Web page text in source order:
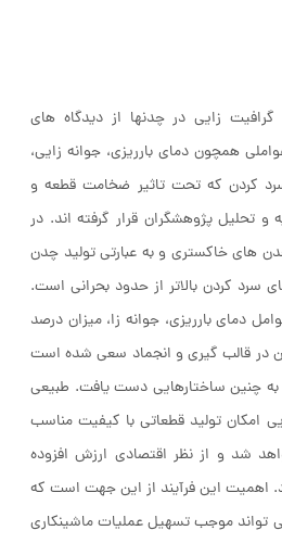
زایی در چدنها از دیدگاه های
همچون دمای بارریزی، جوانه زایی،
کردن که تحت تاثیر ضخامت قطعه و
تحلیل پژوهشگران قرار گرفته اند. در
های خاکستری و به عبارتی تولید چدن
سرد کردن بالاتر از حدود بحرانی است.
دمای بارریزی، جوانه زا، میزان درصد
در قالب گیری و انجماد سعی شده است
چنین ساختارهایی دست یافت. طبیعی
امکان تولید قطعاتی با کیفیت مناسب
شد و از نظر اقتصادی ارزش افزوده
اهمیت این فرآیند از این جهت است که
موجب تسهیل عملیات ماشینکاری